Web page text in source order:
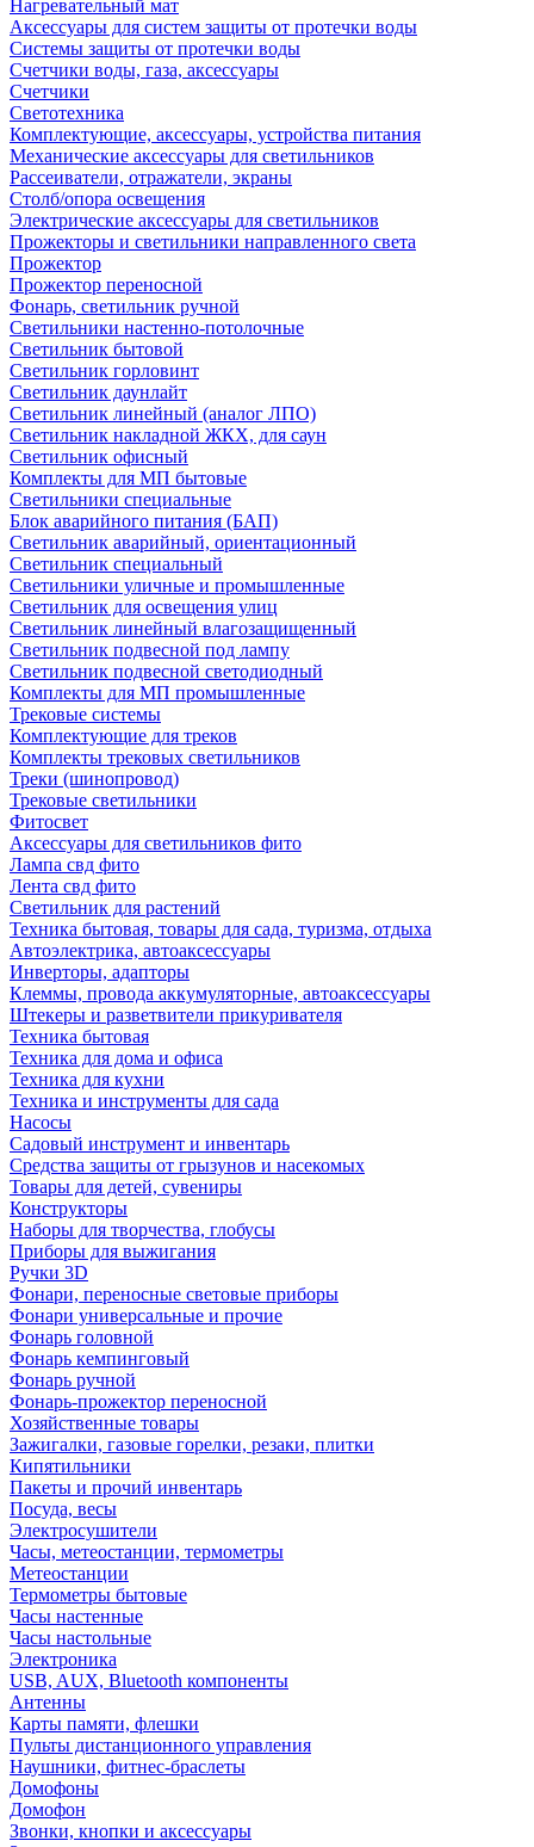
Нагревательный мат
Аксессуары для систем защиты от протечки воды
Системы защиты от протечки воды
Счетчики воды, газа, аксессуары
Счетчики
Светотехника
Комплектующие, аксессуары, устройства питания
Механические аксессуары для светильников
Рассеиватели, отражатели, экраны
Столб/опора освещения
Электрические аксессуары для светильников
Прожекторы и светильники направленного света
Прожектор
Прожектор переносной
Фонарь, светильник ручной
Светильники настенно-потолочные
Светильник бытовой
Светильник горловинт
Светильник даунлайт
Светильник линейный (аналог ЛПО)
Светильник накладной ЖКХ, для саун
Светильник офисный
Комплекты для МП бытовые
Светильники специальные
Блок аварийного питания (БАП)
Светильник аварийный, ориентационный
Светильник специальный
Светильники уличные и промышленные
Светильник для освещения улиц
Светильник линейный влагозащищенный
Светильник подвесной под лампу
Светильник подвесной светодиодный
Комплекты для МП промышленные
Трековые системы
Комплектующие для треков
Комплекты трековых светильников
Треки (шинопровод)
Трековые светильники
Фитосвет
Аксессуары для светильников фито
Лампа свд фито
Лента свд фито
Светильник для растений
Техника бытовая, товары для сада, туризма, отдыха
Автоэлектрика, автоаксессуары
Инверторы, адапторы
Клеммы, провода аккумуляторные, автоаксессуары
Штекеры и разветвители прикуривателя
Техника бытовая
Техника для дома и офиса
Техника для кухни
Техника и инструменты для сада
Насосы
Садовый инструмент и инвентарь
Средства защиты от грызунов и насекомых
Товары для детей, сувениры
Конструкторы
Наборы для творчества, глобусы
Приборы для выжигания
Ручки 3D
Фонари, переносные световые приборы
Фонари универсальные и прочие
Фонарь головной
Фонарь кемпинговый
Фонарь ручной
Фонарь-прожектор переносной
Хозяйственные товары
Зажигалки, газовые горелки, резаки, плитки
Кипятильники
Пакеты и прочий инвентарь
Посуда, весы
Электросушители
Часы, метеостанции, термометры
Метеостанции
Термометры бытовые
Часы настенные
Часы настольные
Электроника
USB, AUX, Bluetooth компоненты
Антенны
Карты памяти, флешки
Пульты дистанционного управления
Наушники, фитнес-браслеты
Домофоны
Домофон
Звонки, кнопки и аксессуары